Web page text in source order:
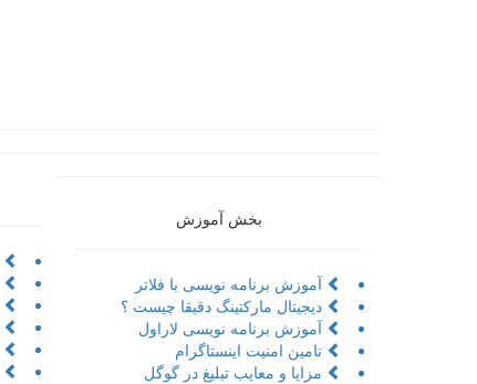
بخش آموزش
آموزش برنامه نویسی با فلاتر
دیجیتال مارکتینگ دقیقا چیست ؟
آموزش برنامه نویسی لاراول
تامین امنیت اینستاگرام
مزایا و معایب تبلیغ در گوگل